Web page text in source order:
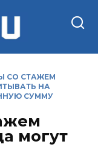
СО СТАЖЕМ
НА
СУММУ
могут